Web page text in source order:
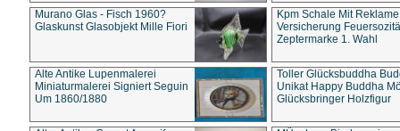
Murano Glas - Fisch 1960?
Glaskunst Glasobjekt Mille Fiori
Kpm Schale Mit Reklame
Versicherung
Zeptermarke 1. Wahl
Alte Antike Lupenmalerei
Miniaturmalerei Signiert Seguin
Um 1860/1880
Toller Glücksbuddha
Unikat Happy Buddha
Glücksbringer Holzfigur